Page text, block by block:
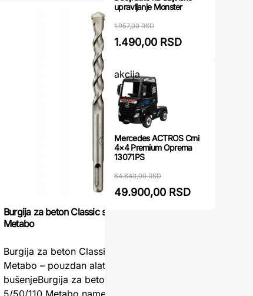
Burgija za beton Classic sds+ 5/50/110
Metabo
Burgija za beton Classic SDS+ 5/50/110
Metabo – pouzdan alat za precizno
bušenjeBurgija za beton Classic SDS+
5/50/110 Metabo namenjena je za
upravljanje Monster
1.957,00 RSD
1.490,00 RSD
akcija
Mercedes ACTROS Crni
4×4 Premium Oprema
13071PS
64.640,00 RSD
49.900,00 RSD